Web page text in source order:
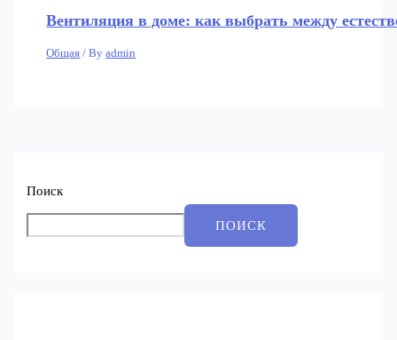
Вентиляция в доме: как выбрать между
Общая / Byadmin
Поиск
ПОИСК